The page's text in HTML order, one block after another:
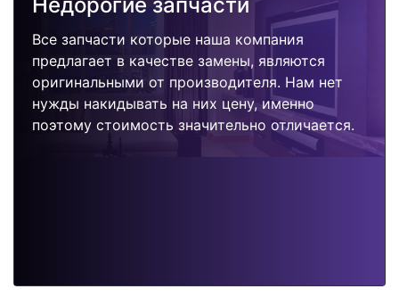
Все запчасти которые наша компания
предлагает в качестве замены, являются
оригинальными от производителя. Нам нет
нужды накидывать на них цену, именно
поэтому стоимость значительно отличается.